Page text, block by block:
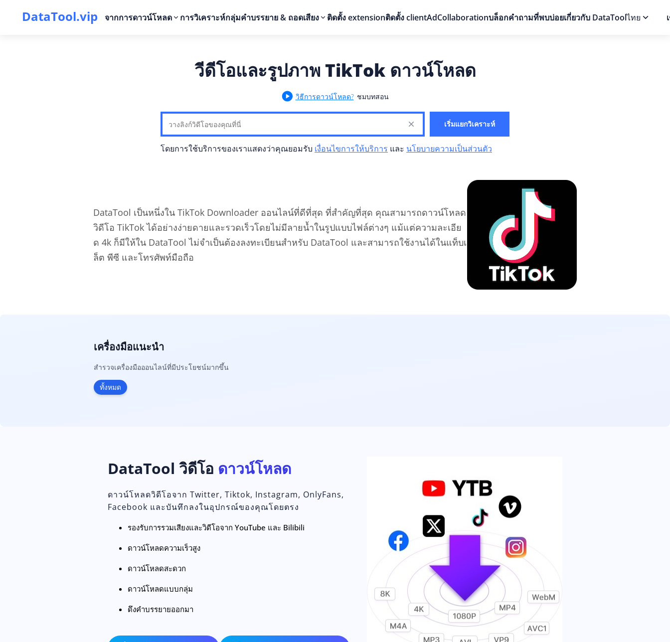
DataTool.vip จากการดาวน์โหลด การวิเคราะห์กลุ่มคำบรรยาย & ถอดเสียง ติดตั้ง extensionติดตั้ง clientAdCollaborationบล็อกคำถามที่พบบ่อยเกี่ยวกับ DataToolไทย
วีดีโอและรูปภาพ TikTok ดาวน์โหลด
วิธีการดาวน์โหลด? ชมบทสอน
เริ่มแยกวิเคราะห์
โดยการใช้บริการของเราแสดงว่าคุณยอมรับ เงื่อนไขการให้บริการ และ นโยบายความเป็นส่วนตัว
DataTool เป็นหนึ่งใน TikTok Downloader ออนไลน์ที่ดีที่สุด ที่สำคัญที่สุด คุณสามารถดาวน์โหลด
วิดีโอ TikTok ได้อย่างง่ายดายและรวดเร็วโดยไม่มีลายน้ำในรูปแบบไฟล์ต่างๆ แม้แต่ความละเอีย
ด 4k ก็มีให้ใน DataTool ไม่จำเป็นต้องลงทะเบียนสำหรับ DataTool และสามารถใช้งานได้ในแท็บเ
ล็ต พีซี และโทรศัพท์มือถือ
เครื่องมือแนะนำ
สำรวจเครื่องมือออนไลน์ที่มีประโยชน์มากขึ้น
ทั้งหมด
DataTool วิดีโอ ดาวน์โหลด
ดาวน์โหลดวิดีโอจาก Twitter, Tiktok, Instagram, OnlyFans,
Facebook และบันทึกลงในอุปกรณ์ของคุณโดยตรง
รองรับการรวมเสียงและวิดีโอจาก YouTube และ Bilibili
ดาวน์โหลดความเร็วสูง
ดาวน์โหลดสะดวก
ดาวน์โหลดแบบกลุ่ม
ดึงคำบรรยายออกมา